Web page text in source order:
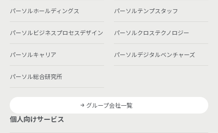
パーソルホールディングス パーソルテンプスタッフ
パーソルビジネスプロセスデザイン パーソルクロステクノロジー
パーソルキャリア パーソルデジタルベンチャーズ
パーソル総合研究所
グループ会社一覧
個人向けサービス